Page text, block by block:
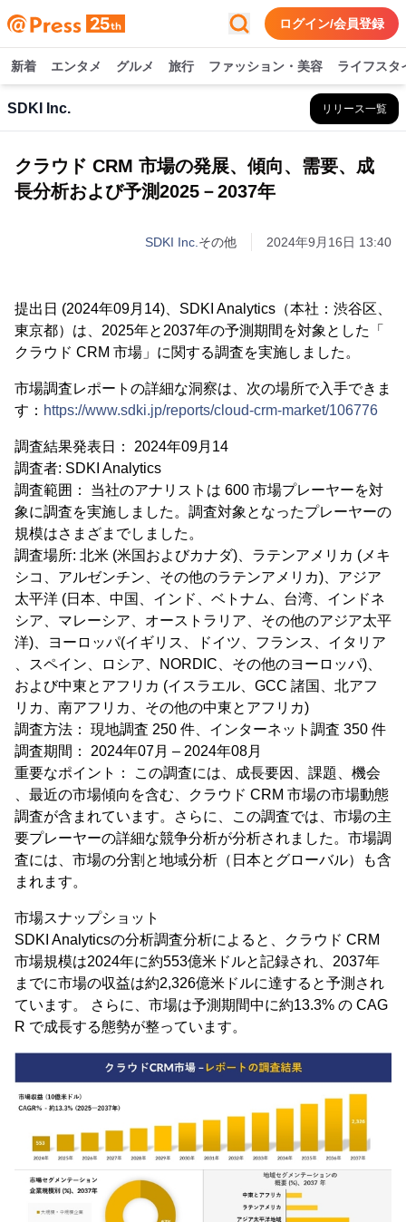
ログイン/会員登録
新着 エンタメ グルメ 旅行 ファッション・美容 ライフスタ
SDKI Inc. リリース一覧
クラウド CRM 市場の発展、傾向、需要、成
長分析および予測2025－2037年
SDKI Inc. その他 2024年9月16日 13:40
提出日 (2024年09月14)、SDKI Analytics（本社：渋谷区、
東京都）は、2025年と2037年の予測期間を対象とした「
クラウド CRM 市場」に関する調査を実施しました。
市場調査レポートの詳細な洞察は、次の場所で入手できま
す： https://www.sdki.jp/reports/cloud-crm-market/106776
調査結果発表日： 2024年09月14
調査者: SDKI Analytics
調査範囲： 当社のアナリストは 600 市場プレーヤーを対
象に調査を実施しました。調査対象となったプレーヤーの
規模はさまざまでしました。
調査場所: 北米 (米国およびカナダ)、ラテンアメリカ (メキ
シコ、アルゼンチン、その他のラテンアメリカ)、アジア
太平洋 (日本、中国、インド、ベトナム、台湾、インドネ
シア、マレーシア、オーストラリア、その他のアジア太平
洋)、ヨーロッパ(イギリス、ドイツ、フランス、イタリア
、スペイン、ロシア、NORDIC、その他のヨーロッパ)、
および中東とアフリカ (イスラエル、GCC 諸国、北アフ
リカ、南アフリカ、その他の中東とアフリカ)
調査方法： 現地調査 250 件、インターネット調査 350 件
調査期間： 2024年07月 – 2024年08月
重要なポイント： この調査には、成長要因、課題、機会
、最近の市場傾向を含む、クラウド CRM 市場の市場動態
調査が含まれています。さらに、この調査では、市場の主
要プレーヤーの詳細な競争分析が分析されました。市場調
査には、市場の分割と地域分析（日本とグローバル）も含
まれます。
市場スナップショット
SDKI Analyticsの分析調査分析によると、クラウド CRM
市場規模は2024年に約553億米ドルと記録され、2037年
までに市場の収益は約2,326億米ドルに達すると予測され
ています。 さらに、市場は予測期間中に約13.3% の CAG
R で成長する態勢が整っています。